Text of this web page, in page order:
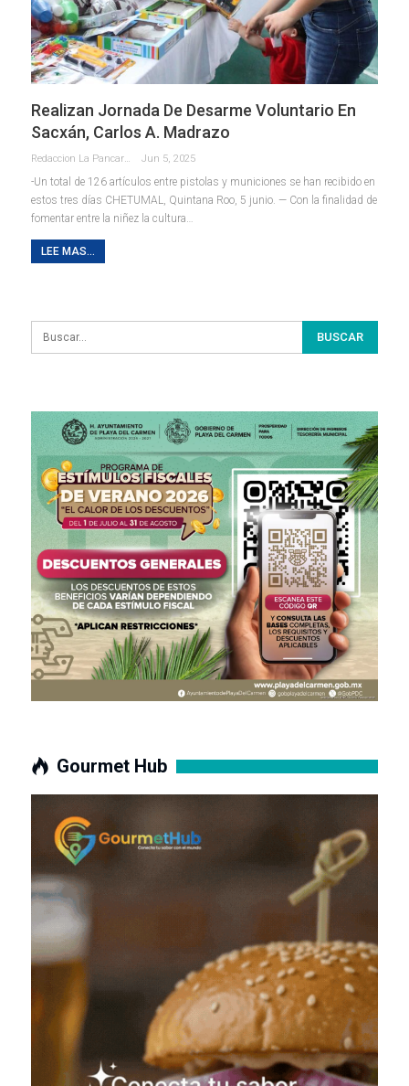
Realizan Jornada De Desarme Voluntario En
Sacxán, Carlos A. Madrazo
Redaccion La Pancarta De Quintana Roo Jun 5, 2025
-Un total de 126 artículos entre pistolas y municiones se han recibido en
estos tres días CHETUMAL, Quintana Roo, 5 junio. — Con la finalidad de
fomentar entre la niñez la cultura…
LEE MAS...
Gourmet Hub